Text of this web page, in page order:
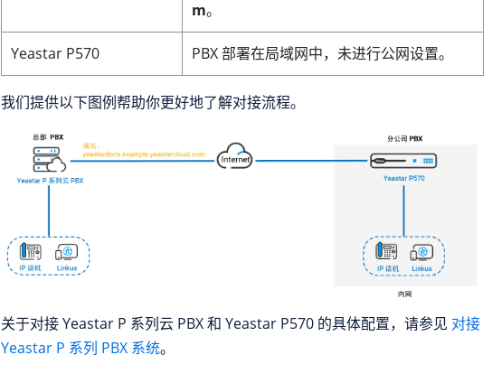
m。
Yeastar P570 PBX 部署在局域网中，未进行公网设置。
我们提供以下图例帮助你更好地了解对接流程。
关于对接Yeastar P 系列云 PBX和 Yeastar P570 的具体配置，请参见 对接
Yeastar P 系列 PBX 系统。